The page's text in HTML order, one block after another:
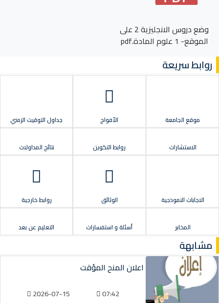
وضع دروس الانجليزية 2 على
الموقع- 1 علوم المادة.pdf
روابط سريعة
موقع الجامعة الأفواج جداول التوقيت الزمني
الاستشارات روابط التكوين نتائج المداولات
الاجابات النموذجية الوثائق روابط خارجية
المخابر أسئلة و استفسارات التعليم عن بعد
مشابهة
اعلان المنح المؤقت
07:42
2026-07-15